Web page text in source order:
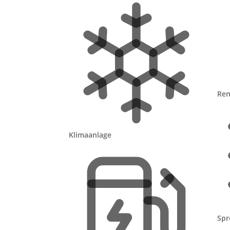
Klimaanlage
Funk- und App-Steuerung, Zeitschaltung
möglich
Keine laufenden Stromkosten, Akku
überbrückt Stromausfälle
Jetzt kostenlose
Unverbindlich · Geprüfte